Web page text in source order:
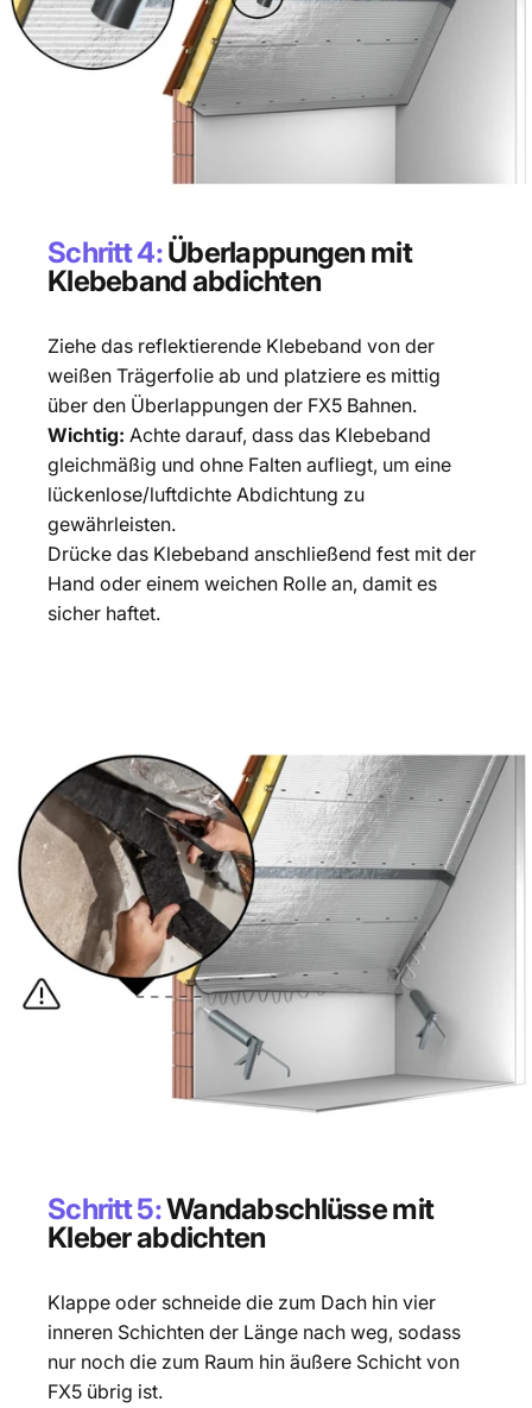
Schritt 4:Überlappungen mit
Klebeband abdichten
Ziehe das reflektierende Klebeband von der
weißen Trägerfolie ab und platziere es mittig
über den Überlappungen der FX5 Bahnen.
Wichtig: Achte darauf, dass das Klebeband
gleichmäßig und ohne Falten aufliegt, um eine
lückenlose/luftdichte Abdichtung zu
gewährleisten.
Drücke das Klebeband anschließend fest mit der
Hand oder einem weichen Rolle an, damit es
sicher haftet.
Schritt 5:Wandabschlüsse mit
Kleber abdichten
Klappe oder schneide die zum Dach hin vier
inneren Schichten der Länge nach weg, sodass
nur noch die zum Raum hin äußere Schicht von
FX5 übrig ist.